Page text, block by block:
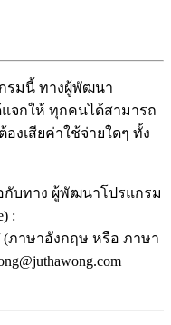
กรมนี้ ทางผู้พัฒนา
แจกให้ ทุกคนได้สามารถ
งเสียค่าใช้จ่ายใดๆ ทั้ง
บทาง ผู้พัฒนาโปรแกรม
:
(ภาษาอังกฤษ หรือ ภาษา